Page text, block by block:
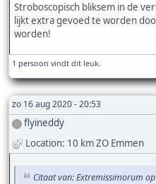
Stroboscopisch bliksem in de
lijkt extra gevoed te worden
worden!
1 persoon vindt dit leuk.
zo 16 aug 2020 - 20:53
flyineddy
Location: 10 km ZO Emmen
Citaat van: Extremissimorum